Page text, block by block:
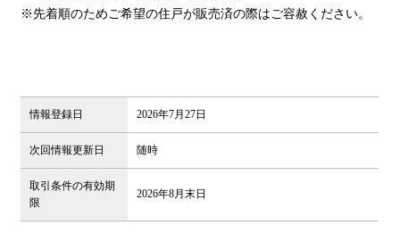
※先着順のためご希望の住戸が販売済の際はご容赦ください。
情報登録日 2026年7月27日
次回情報更新日 随時
取引条件の有効期
限
2026年8月末日